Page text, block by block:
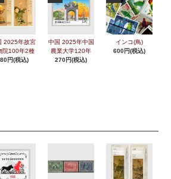
2025年故宮
院100年2種
円(税込)
中国 2025年中国
農業大学120年
270円(税込)
インコ(鳥)
600円(税込)